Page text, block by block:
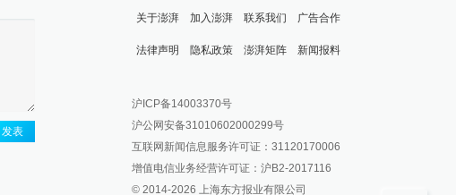
发表
关于澎湃 加入澎湃 联系我们 广告合作
法律声明 隐私政策 澎湃矩阵
澎湃新闻公众号
澎湃新闻抖音号
派生万物开放平台
IP SHANGHAI
新闻报料
报料邮箱: news@thepaper.cn
沪ICP备14003370号
沪公网安备31010602000299号
互联网新闻信息服务许可证：31120170006
增值电信业务经营许可证：沪B2-2017116
© 2014-2026 上海东方报业有限公司